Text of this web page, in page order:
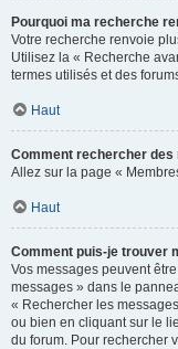
Pourquoi ma recherche
Votre recherche renvoie
Utilisez la « Recherche
termes utilisés et des
Haut
Comment rechercher des
Allez sur la page «
Haut
Comment puis-je trouver
Vos messages peuvent
messages » dans le
« Rechercher les
ou bien en cliquant sur le
du forum. Pour rechercher